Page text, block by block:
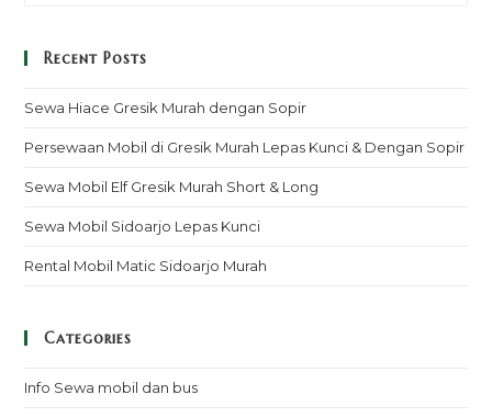
Recent Posts
Sewa Hiace Gresik Murah dengan Sopir
Persewaan Mobil di Gresik Murah Lepas Kunci & Dengan Sopir
Sewa Mobil Elf Gresik Murah Short & Long
Sewa Mobil Sidoarjo Lepas Kunci
Rental Mobil Matic Sidoarjo Murah
Categories
Info Sewa mobil dan bus